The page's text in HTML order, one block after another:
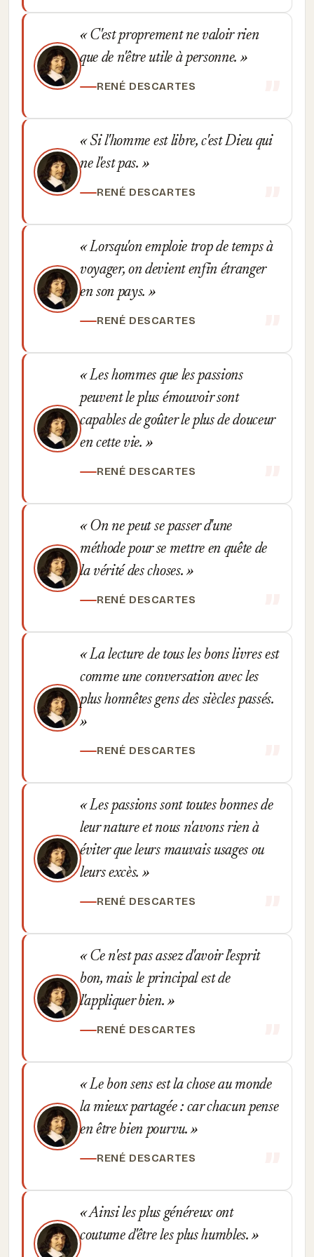
C'est proprement ne valoir rien
que de n'être utile à personne.
RENÉ DESCARTES
Si l'homme est libre, c'est Dieu qui
ne l'est pas.
RENÉ DESCARTES
Lorsqu'on emploie trop de temps à
voyager, on devient enfin étranger
en son pays.
RENÉ DESCARTES
Les hommes que les passions
peuvent le plus émouvoir sont
capables de goûter le plus de douceur
en cette vie.
RENÉ DESCARTES
On ne peut se passer d'une
méthode pour se mettre en quête de
la vérité des choses.
RENÉ DESCARTES
La lecture de tous les bons livres est
comme une conversation avec les
plus honnêtes gens des siècles passés.
RENÉ DESCARTES
Les passions sont toutes bonnes de
leur nature et nous n'avons rien à
éviter que leurs mauvais usages ou
leurs excès.
RENÉ DESCARTES
Ce n'est pas assez d'avoir l'esprit
bon, mais le principal est de
l'appliquer bien.
RENÉ DESCARTES
Le bon sens est la chose au monde
la mieux partagée : car chacun pense
en être bien pourvu.
RENÉ DESCARTES
Ainsi les plus généreux ont
coutume d'être les plus humbles.